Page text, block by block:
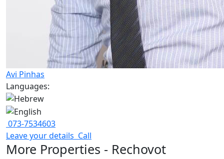
Avi Pinhas
Languages:
073-7534603
Leave your details Call
More Properties - Rechovot